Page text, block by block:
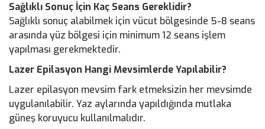
Sağlıklı Sonuç İçin Kaç Seans Gereklidir?
Sağlıklı sonuç alabilmek için vücut bölgesinde 5-8 seans
arasında yüz bölgesi için minimum 12 seans işlem
yapılması gerekmektedir.
Lazer Epilasyon Hangi Mevsimlerde Yapılabilir?
Lazer epilasyon mevsim fark etmeksizin her mevsimde
uygulanılabilir. Yaz aylarında yapıldığında mutlaka
güneş koruyucu kullanılmalıdır.